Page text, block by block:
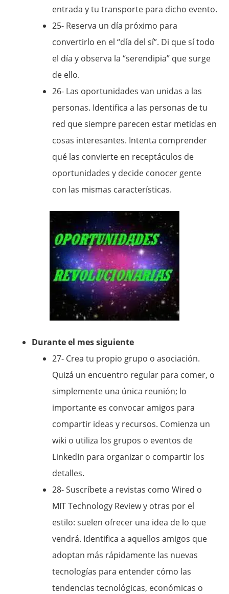
entrada y tu transporte para dicho evento.
25- Reserva un día próximo para
convertirlo en el “día del sí”. Di que sí todo
el día y observa la “serendipia” que surge
de ello.
26- Las oportunidades van unidas a las
personas. Identifica a las personas de tu
red que siempre parecen estar metidas en
cosas interesantes. Intenta comprender
qué las convierte en receptáculos de
oportunidades y decide conocer gente
con las mismas características.
Durante el mes siguiente
27- Crea tu propio grupo o asociación.
Quizá un encuentro regular para comer, o
simplemente una única reunión; lo
importante es convocar amigos para
compartir ideas y recursos. Comienza un
wiki o utiliza los grupos o eventos de
LinkedIn para organizar o compartir los
detalles.
28- Suscríbete a revistas como Wired o
MIT Technology Review y otras por el
estilo: suelen ofrecer una idea de lo que
vendrá. Identifica a aquellos amigos que
adoptan más rápidamente las nuevas
tecnologías para entender cómo las
tendencias tecnológicas, económicas o